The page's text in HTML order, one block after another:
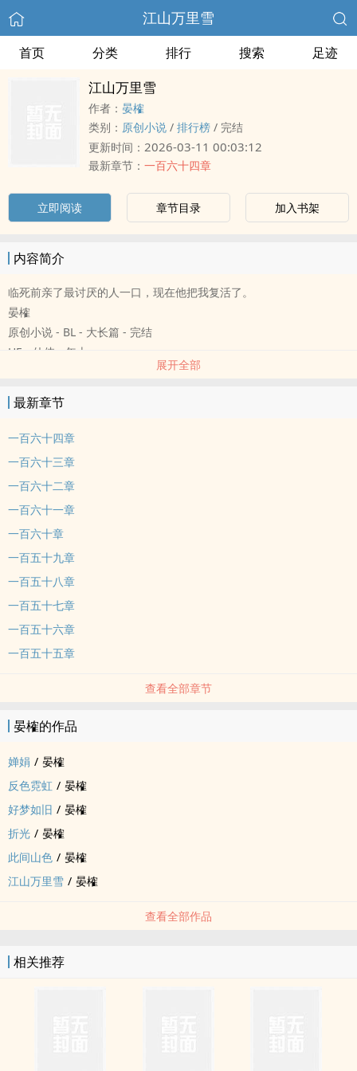
江山万里雪
首页 分类 排行 搜索 足迹
江山万里雪
作者： 晏榷
类别： 原创小说 / 排行榜 / 完结
更新时间： 2026-03-11 00:03:12
最新章节： 一百六十四章
立即阅读 章节目录 加入书架
内容简介
临死前亲了最讨厌的人一口，现在他把我复活了。
晏榷
原创小说 - BL - 大长篇 - 完结
HE - 仙侠 - 年上
天之骄子大师兄x邪魔歪道小师弟
可能需要的避雷：我流修仙体系，跟仙侠沾点边儿但关系不大，请勿
深究。
师弟不是什幺大恶人，但三观跟着师兄跑，师兄不在的时候不算好
人。
一切以看的开心为主，不要在小说里找三观，如遇不适立刻点x。
感谢观看w
展开全部
最新章节
一百六十四章
一百六十三章
一百六十二章
一百六十一章
一百六十章
一百五十九章
一百五十八章
一百五十七章
一百五十六章
一百五十五章
查看全部章节
晏榷的作品
婵娟 / 晏榷
反色霓虹 / 晏榷
好梦如旧 / 晏榷
折光 / 晏榷
此间山色 / 晏榷
江山万里雪 / 晏榷
查看全部作品
相关推荐